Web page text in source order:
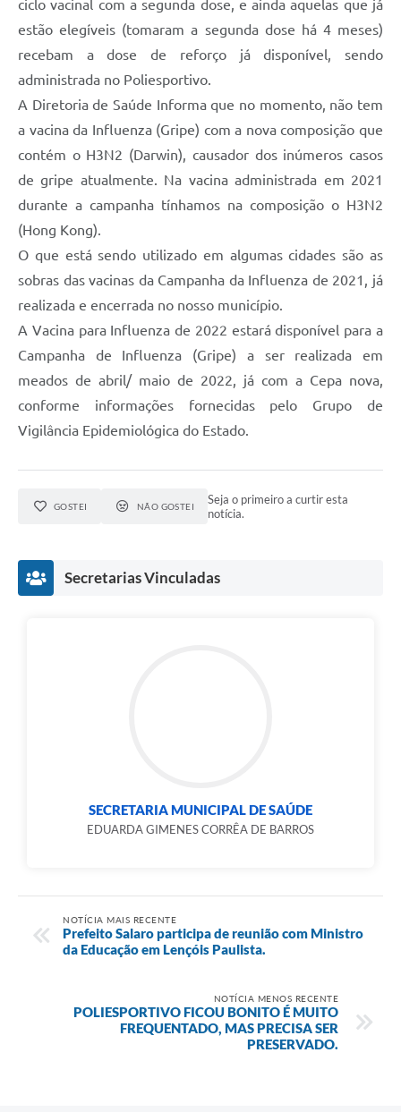
ciclo vacinal com a segunda dose, e ainda aquelas que já
estão elegíveis (tomaram a segunda dose há 4 meses)
recebam a dose de reforço já disponível, sendo
administrada no Poliesportivo.
A Diretoria de Saúde Informa que no momento, não tem
a vacina da Influenza (Gripe) com a nova composição que
contém o H3N2 (Darwin), causador dos inúmeros casos
de gripe atualmente. Na vacina administrada em 2021
durante a campanha tínhamos na composição o H3N2
(Hong Kong).
O que está sendo utilizado em algumas cidades são as
sobras das vacinas da Campanha da Influenza de 2021, já
realizada e encerrada no nosso município.
A Vacina para Influenza de 2022 estará disponível para a
Campanha de Influenza (Gripe) a ser realizada em
meados de abril/ maio de 2022, já com a Cepa nova,
conforme informações fornecidas pelo Grupo de
Vigilância Epidemiológica do Estado.
GOSTEI NÃO GOSTEI
Seja o primeiro a curtir esta
notícia.
Secretarias Vinculadas
SECRETARIA MUNICIPAL DE SAÚDE
EDUARDA GIMENES CORRÊA DE BARROS
NOTÍCIA MAIS RECENTE
Prefeito Salaro participa de reunião com Ministro
da Educação em Lençóis Paulista.
NOTÍCIA MENOS RECENTE
POLIESPORTIVO FICOU BONITO É MUITO
FREQUENTADO, MAS PRECISA SER
PRESERVADO.